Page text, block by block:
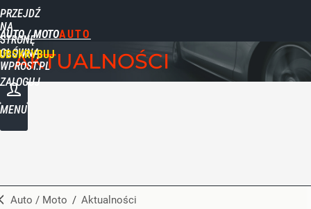
PRZEJDŹ
NA
STRONĘ
GŁÓWNĄ
WPROST.PL
AUTO / MOTO
ZALOGUJ
MENU
AKTUALNOŚCI
Auto / Moto / Aktualności